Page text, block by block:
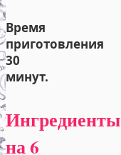
Время
приготовления
30
минут.
Ингредиенты
на 6